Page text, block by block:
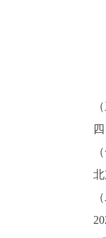
（三
四、
（一
北京
（二
2025